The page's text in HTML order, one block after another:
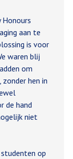
aan te
is voor
waren blij
om
hen in
de hand
niet
op